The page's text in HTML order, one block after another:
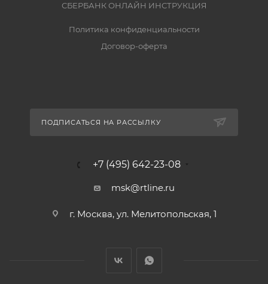
СБЕРБАНК ОНЛАЙН ИНСТРУКЦИЯ
Политика конфиденциальности
Договор-оферта
ПОДПИСАТЬСЯ НА РАССЫЛКУ
+7 (495) 642-23-08
msk@rtline.ru
г. Москва, ул. Мелитопольская, 1